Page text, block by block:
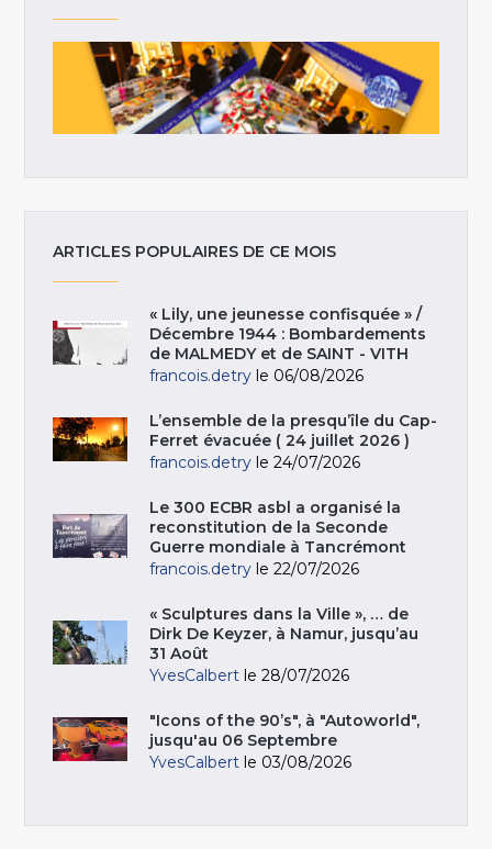
ARTICLES POPULAIRES DE CE MOIS
« Lily, une jeunesse confisquée » /
Décembre 1944 : Bombardements
de MALMEDY et de SAINT - VITH
francois.detry le 06/08/2026
L’ensemble de la presqu’île du Cap-
Ferret évacuée ( 24 juillet 2026 )
francois.detry le 24/07/2026
Le 300 ECBR asbl a organisé la
reconstitution de la Seconde
Guerre mondiale à Tancrémont
francois.detry le 22/07/2026
« Sculptures dans la Ville », … de
Dirk De Keyzer, à Namur, jusqu’au
31 Août
YvesCalbert le 28/07/2026
"Icons of the 90’s", à "Autoworld",
jusqu'au 06 Septembre
YvesCalbert le 03/08/2026